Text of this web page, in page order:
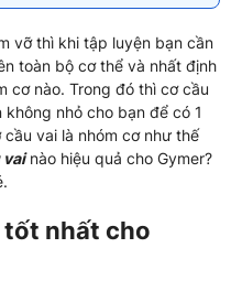
vỡ thì khi tập luyện bạn cần
toàn bộ cơ thể và nhất định
cơ nào. Trong đó thì cơ cầu
nhỏ cho bạn để có 1
vai là nhóm cơ như thế
vainào hiệu quả cho Gymer?
tốt nhất cho